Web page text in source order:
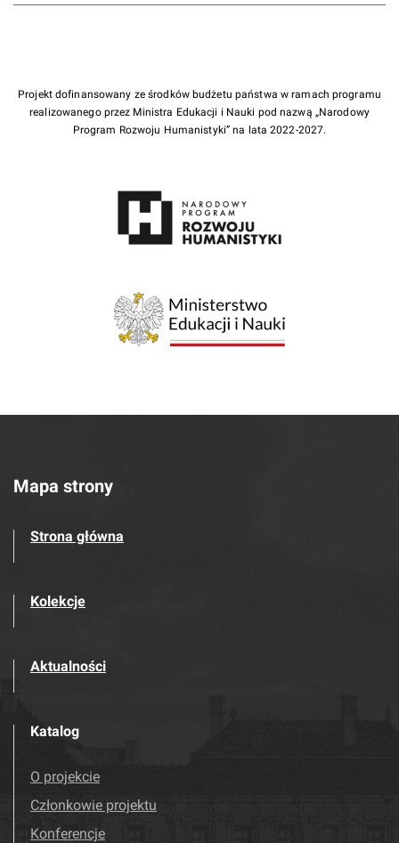
Projekt dofinansowany ze środków budżetu państwa w ramach programu
realizowanego przez Ministra Edukacji i Nauki pod nazwą „Narodowy
Program Rozwoju Humanistyki” na lata 2022-2027.
Mapa strony
Strona główna
Kolekcje
Aktualności
Katalog
O projekcie
Członkowie projektu
Konferencje